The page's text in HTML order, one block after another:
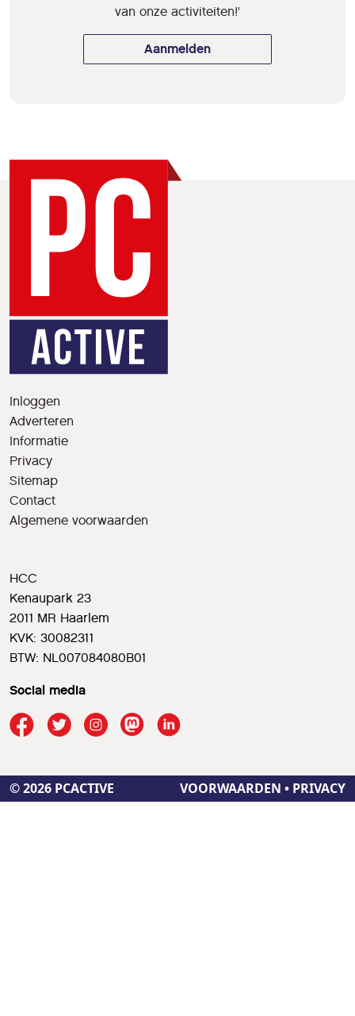
van onze activiteiten!'
Aanmelden
Inloggen
Adverteren
Informatie
Privacy
Sitemap
Contact
Algemene voorwaarden
HCC
Kenaupark 23
2011 MR Haarlem
KVK: 30082311
BTW: NL007084080B01
Social media
© 2026 PCACTIVE VOORWAARDEN • PRIVACY